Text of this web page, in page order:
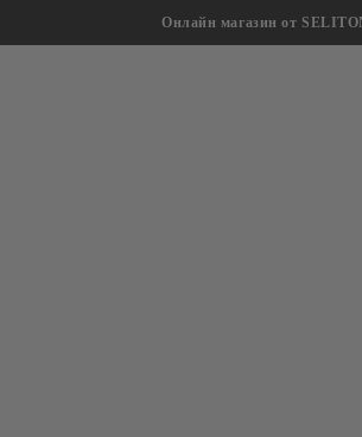
Онлайн магазин от